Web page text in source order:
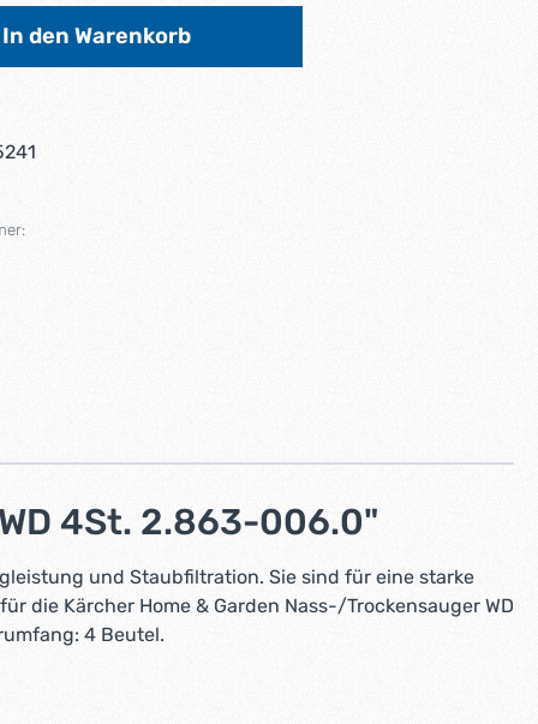
In den Warenkorb
4St. 2.863-006.0"
und Staubfiltration. Sie sind für eine starke
die Kärcher Home & Garden Nass-/Trockensauger WD
4 Beutel.